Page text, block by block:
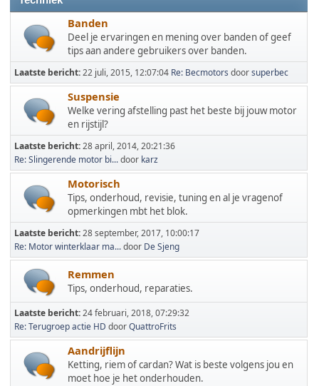
Banden
Deel je ervaringen en mening over banden of geef
tips aan andere gebruikers over banden.
Laatste bericht:22 juli, 2015, 12:07:04 Re: Becmotors doorsuperbec
Suspensie
Welke vering afstelling past het beste bij jouw motor
en rijstijl?
Laatste bericht:28 april, 2014, 20:21:36
Re: Slingerende motor bi...door karz
Motorisch
Tips, onderhoud, revisie, tuning en al je vragenof
opmerkingen mbt het blok.
Laatste bericht:28 september, 2017, 10:00:17
Re: Motor winterklaar ma...door De Sjeng
Remmen
Tips, onderhoud, reparaties.
Laatste bericht:24 februari, 2018, 07:29:32
Re: Terugroep actie HD doorQuattroFrits
Aandrijflijn
Ketting, riem of cardan? Wat is beste volgens jou en
moet hoe je het onderhouden.